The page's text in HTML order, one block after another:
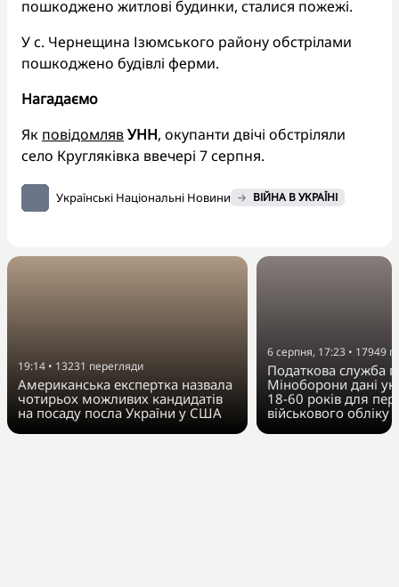
пошкоджено житлові будинки, сталися пожежі.
У с. Чернещина Ізюмського району обстрілами
пошкоджено будівлі ферми.
Нагадаємо
Як повідомлявУНН, окупанти двічі обстріляли
село Кругляківка ввечері 7 серпня.
Українські Національні Новини ВІЙНА В УКРАЇНІ
19:14 • 13231 перегляди
Американська експертка назвала
чотирьох можливих кандидатів
на посаду посла України у США
6 серпня, 17:23 • 17949
Податкова служба
Міноборони дані
18-60 років для
військового обліку